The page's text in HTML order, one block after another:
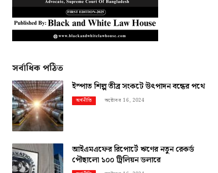
সর্বাধিক পঠিত
ইস্পাত শিল্প তীব্র সংকটে উৎপাদন বন্ধের পথে
অর্থনীতি অক্টোবর 16, 2024
আইএমএফের রিপোর্টে ঋণের নতুন রেকর্ড
পৌছালো ১০০ ট্রিলিয়ন ডলারে